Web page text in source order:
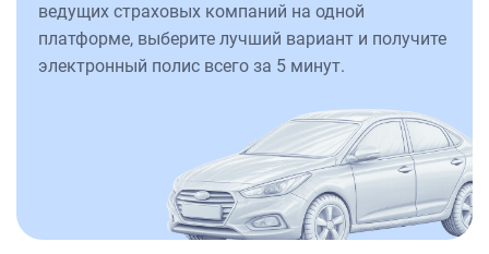
ведущих страховых компаний на одной
платформе, выберите лучший вариант и получите
электронный полис всего за 5 минут.